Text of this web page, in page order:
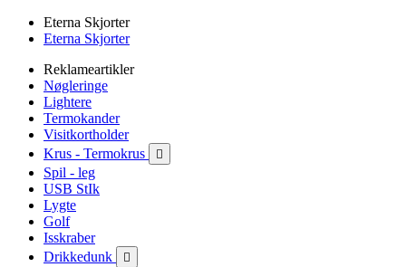
Eterna Skjorter
Eterna Skjorter
Reklameartikler
Nøgleringe
Lightere
Termokander
Visitkortholder
Krus - Termokrus

Spil - leg
USB StIk
Lygte
Golf
Isskraber
Drikkedunk
